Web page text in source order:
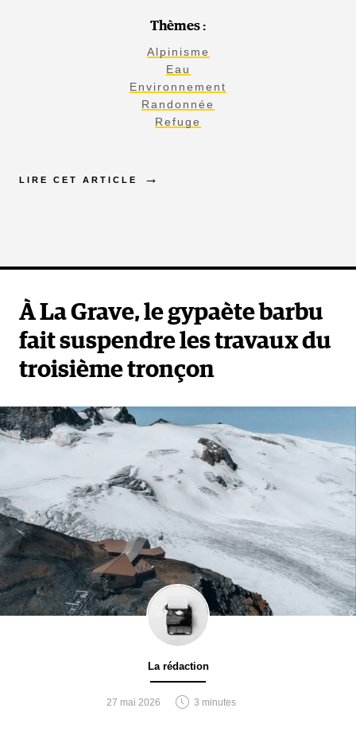
Thèmes :
Alpinisme
Eau
Environnement
Randonnée
Refuge
LIRE CET ARTICLE
À La Grave, le gypaète barbu
fait suspendre les travaux du
troisième tronçon
La rédaction
27 mai 2026 3 minutes